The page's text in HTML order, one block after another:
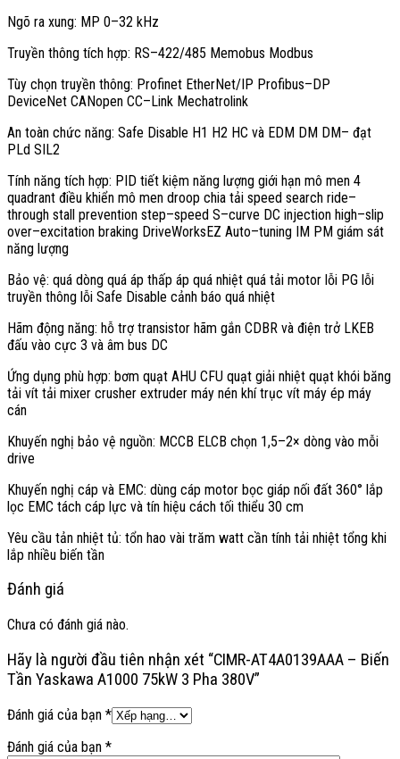
Điều khiển động cơ và hiệu suất
CIMR-AT4A0139AAA cung cấp mô-men khởi động 150% tại 3 Hz ở
tuning. Điều này đảm bảo khởi động tải nặng, dừng/khởi động lặp lại
ổn định, và bám tốc độ chính xác.
Dải điều tốc đạt khoảng 1:1200 với OLV và 1:1500 với CLV/CLVPM,
phù hợp dây chuyền yêu cầu điều khiển tinh. Độ chính xác tốc độ xấp
xỉ 0,2% ở OLV và 0,02% ở CLV tại 25 °C, mang lại chất lượng điều
khiển cao.
Chế độ điều khiển: V/f, V/f có PG, OLV, CLV cho động cơ IM.
Chế độ cho PM: OLVPM, Advanced OLVPM, CLVPM cho hiệu
suất cao.
Auto-tuning IM/PM dạng tĩnh và quay, nhập thông số nhanh và
chính xác.
Điều khiển mô-men, giới hạn mô-men bốn quadrant, phù hợp tải
biến thiên.
Sóng mang 1–10 kHz, giữ đủ dòng danh định đến khoảng 5
kHz.
Độ ổn định tốc độ cao cho ứng dụng đồng bộ nhiều trục qua
droop.
Thiết bị tích hợp 8 DI đa chức năng, 3 AI linh hoạt nhận 0–10 V, ±10
hai AO và một ngõ ra xung, đáp ứng đa dạng liên động điều khiển.
hình mạng nhiều biến tần. Khe cắm mở rộng hỗ trợ Profinet,
EtherNet/IP, Profibus-DP, DeviceNet, CANopen, CC-Link,
AI A1, A2, A3: DIP S1 chọn áp/dòng cho A2, hỗ trợ xung đến
DO: relay MA-MB-MC, M1-M2 và transistor P1, P2, đáp ứng
báo trạng thái.
đo.
Truyền thông: Modbus RTU qua RS-422/485, mở rộng fieldbus
công nghiệp.
Ngõ ra xung: MP 0–32 kHz
Truyền thông tích hợp: RS–422/485 Memobus Modbus
Tùy chọn truyền thông: Profinet EtherNet/IP Profibus–DP
DeviceNet CANopen CC–Link Mechatrolink
An toàn chức năng: Safe Disable H1 H2 HC và EDM DM DM– đạt
PLd SIL2
Tính năng tích hợp: PID tiết kiệm năng lượng giới hạn mô men 4
quadrant điều khiển mô men droop chia tải speed search ride–
through stall prevention step–speed S–curve DC injection high–slip
over–excitation braking DriveWorksEZ Auto–tuning IM PM giám sát
năng lượng
Bảo vệ: quá dòng quá áp thấp áp quá nhiệt quá tải motor lỗi PG lỗi
truyền thông lỗi Safe Disable cảnh báo quá nhiệt
Hãm động năng: hỗ trợ transistor hãm gắn CDBR và điện trở LKEB
đấu vào cực 3 và âm bus DC
Ứng dụng phù hợp: bơm quạt AHU CFU quạt giải nhiệt quạt khói băng
tải vít tải mixer crusher extruder máy nén khí trục vít máy ép máy
cán
Khuyến nghị bảo vệ nguồn: MCCB ELCB chọn 1,5–2× dòng vào mỗi
drive
Khuyến nghị cáp và EMC: dùng cáp motor bọc giáp nối đất 360° lắp
lọc EMC tách cáp lực và tín hiệu cách tối thiểu 30 cm
Yêu cầu tản nhiệt tủ: tổn hao vài trăm watt cần tính tải nhiệt tổng khi
lắp nhiều biến tần
Đánh giá
Chưa có đánh giá nào.
Hãy là người đầu tiên nhận xét “CIMR-AT4A0139AAA – Biến
Tần Yaskawa A1000 75kW 3 Pha 380V”
Đánh giá của bạn *
Đánh giá của bạn *